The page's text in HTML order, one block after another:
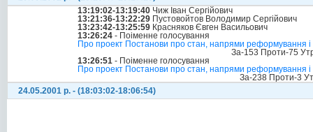
13:19:02-13:19:40 Чиж Іван Сергійович
13:21:36-13:22:29 Пустовойтов Володимир Сергійович
13:23:42-13:25:59 Красняков Євген Васильович
13:26:24 - Поіменне голосування
Про проект Постанови про стан, напрями реформування
За-153 Проти-75
13:26:51 - Поіменне голосування
Про проект Постанови про стан, напрями реформування і
За-238 Проти-3
24.05.2001 р. - (18:03:02-18:06:54)